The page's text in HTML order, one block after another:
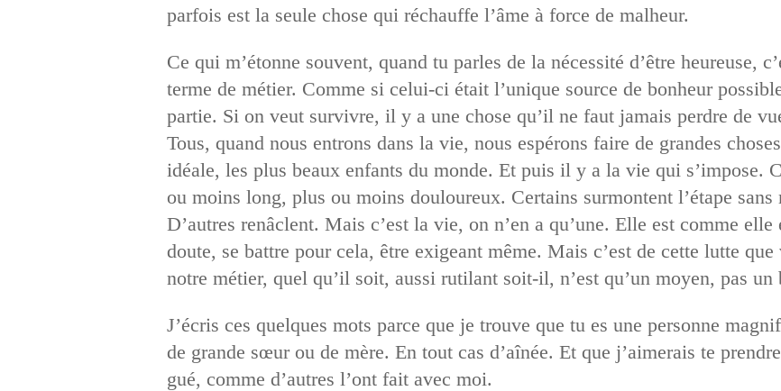
parfois est la seule chose qui réchauffe l’âme à force de malheur.
Ce qui m’étonne souvent, quand tu parles de la nécessité d’être heureuse,
terme de métier. Comme si celui-ci était l’unique source de bonheur
partie. Si on veut survivre, il y a une chose qu’il ne faut jamais perdre de
Tous, quand nous entrons dans la vie, nous espérons faire de grandes
idéale, les plus beaux enfants du monde. Et puis il y a la vie qui s’impose.
ou moins long, plus ou moins douloureux. Certains surmontent l’étape sans
D’autres renâclent. Mais c’est la vie, on n’en a qu’une. Elle est comme elle
doute, se battre pour cela, être exigeant même. Mais c’est de cette lutte
notre métier, quel qu’il soit, aussi rutilant soit-il, n’est qu’un moyen, pas un
J’écris ces quelques mots parce que je trouve que tu es une personne
de grande sœur ou de mère. En tout cas d’aînée. Et que j’aimerais te
gué, comme d’autres l’ont fait avec moi.